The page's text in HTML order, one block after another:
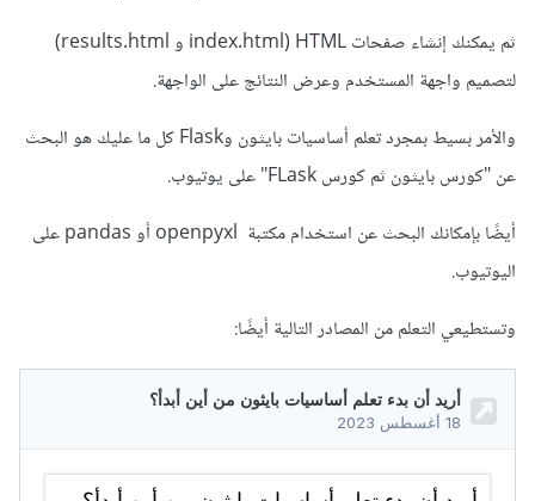
ثم يمكنك إنشاء صفحات HTML (index.html و results.html)
لتصميم واجهة المستخدم وعرض النتائج على الواجهة.
والأمر بسيط بمجرد تعلم أساسيات بايثون وFlask كل ما عليك هو البحث
عن "كورس بايثون ثم كورس FLask" على يوتيوب.
أيضًا بإمكانك البحث عن استخدام مكتبة openpyxl أو pandas على
اليوتيوب.
وتستطيعي التعلم من المصادر التالية أيضًا: